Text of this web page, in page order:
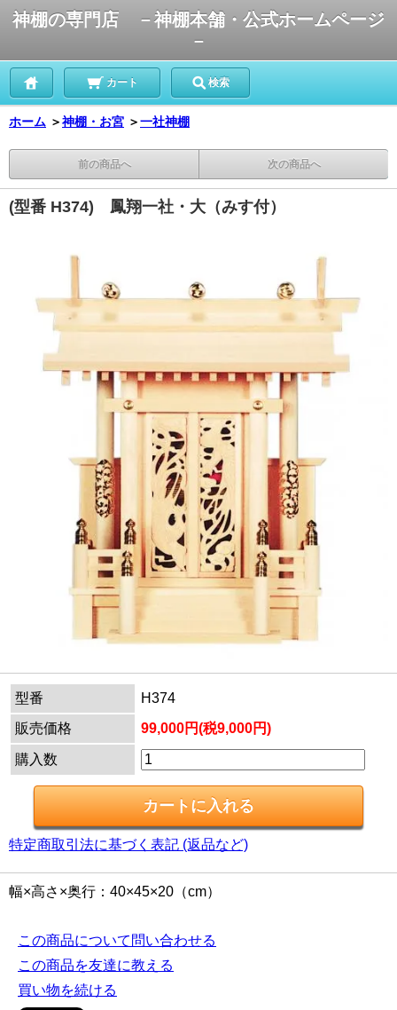
神棚の専門店 －神棚本舗・公式ホームページ
－
カート 検索
ホーム ＞神棚・お宮 ＞一社神棚
前の商品へ 次の商品へ
(型番 H374) 鳳翔一社・大（みす付）
型番
H374
販売価格
99,000円(税9,000円)
購入数
特定商取引法に基づく表記 (返品など)
幅×高さ×奥行：40×45×20（cm）
この商品について問い合わせる
この商品を友達に教える
買い物を続ける